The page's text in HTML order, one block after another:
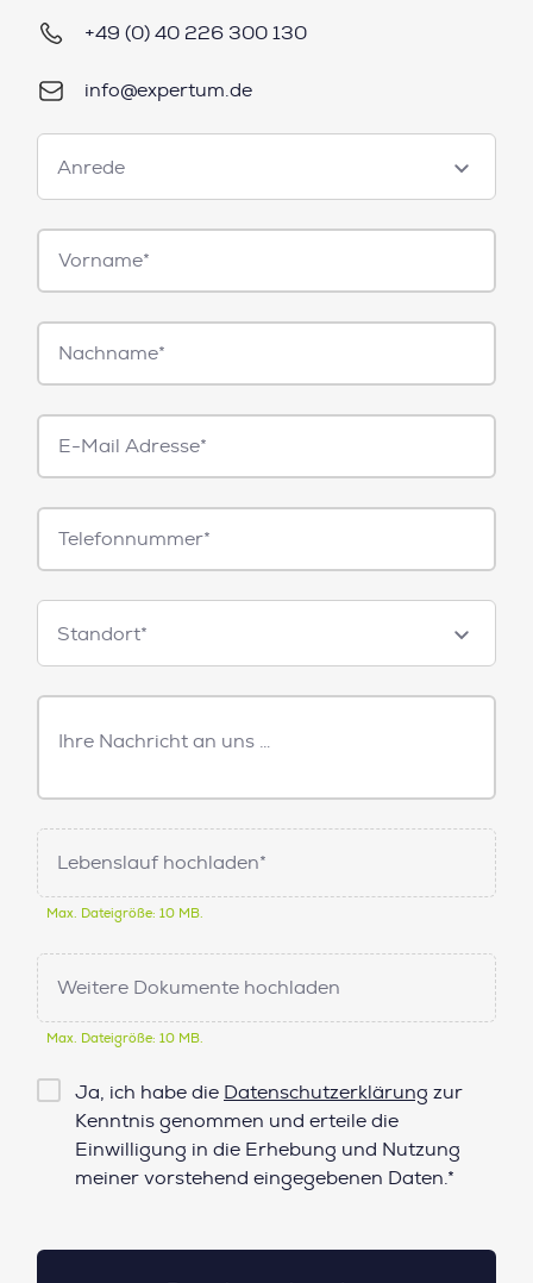
+49 (0) 40 226 300 130
info@expertum.de
Anrede
Anrede
Vorname*
Nachname*
E-
Mail*
Telefonnummer
Standorte
Standort*
Freitext
Nachricht
Lebenslauf hochladen*
Max. Dateigröße: 10 MB.
Weitere Dokumente hochladen
Max. Dateigröße: 10 MB.
Checkbox
Datenschutz*
Ja, ich habe die Datenschutzerklärung zur
Kenntnis genommen und erteile die
Einwilligung in die Erhebung und Nutzung
meiner vorstehend eingegebenen Daten.*